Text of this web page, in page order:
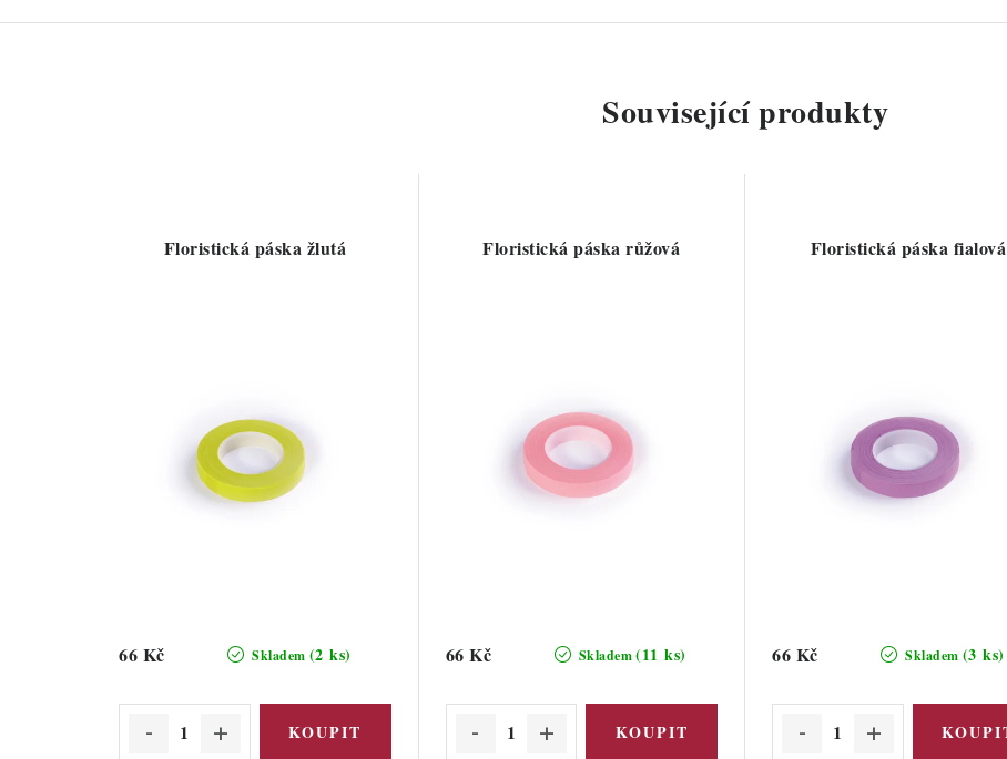
Související produkty
Floristická páska žlutá
Skladem (2 ks)
66 Kč
Floristická páska růžová
Skladem(11 ks)
66 Kč
Floristická páska fialová
Skladem (3 ks)
66 Kč